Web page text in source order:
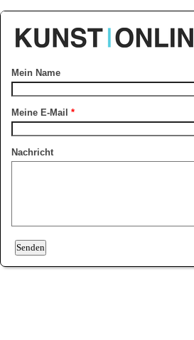
Mein Name
Meine E-Mail *
Nachricht